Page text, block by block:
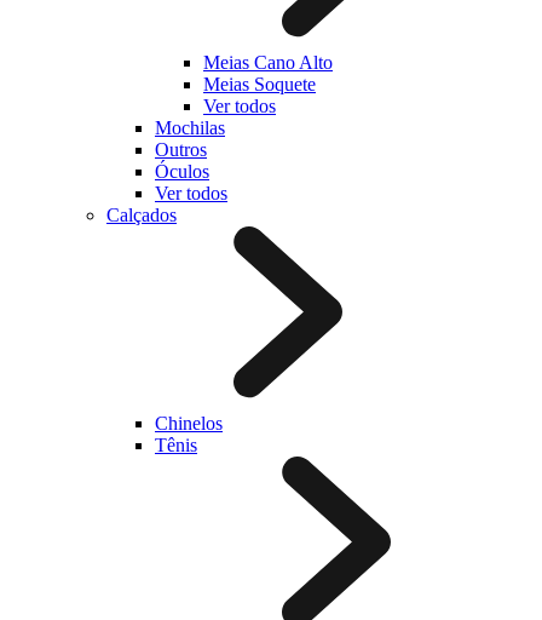
Meias Cano Alto
Meias Soquete
Ver todos
Mochilas
Outros
Óculos
Ver todos
Calçados
Chinelos
Tênis